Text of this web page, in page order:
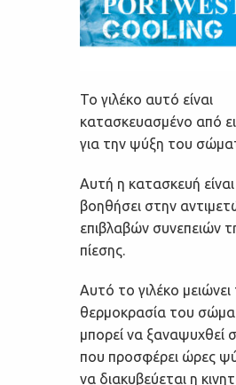
Το γιλέκο αυτό είναι
κατασκευασμένο από
για την ψύξη του
Αυτή η κατασκευή είναι
βοηθήσει στην
επιβλαβών συνεπειών
πίεσης.
Αυτό το γιλέκο μειώνει
θερμοκρασία του
μπορεί να ξαναψυχθεί
που προσφέρει ώρες
να διακυβεύεται η